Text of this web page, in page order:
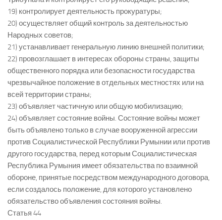
19) контролирует деятельность прокуратуры;
20) осуществляет общий контроль за деятельностью
Народных советов;
21) устанавливает генеральную линию внешней политики;
22) провозглашает в интересах обороны страны, защиты
общественного порядка или безопасности государства
чрезвычайное положение в отдельных местностях или на
всей территории страны;
23) объявляет частичную или общую мобилизацию;
24) объявляет состояние войны. Состояние войны может
быть объявлено только в случае вооруженной агрессии
против Социалистической Республики Румынии или против
другого государства, перед которым Социалистическая
Республика Румыния имеет обязательства по взаимной
обороне, принятые посредством международного договора,
если создалось положение, для которого установлено
обязательство объявления состояния войны.
Статья 44